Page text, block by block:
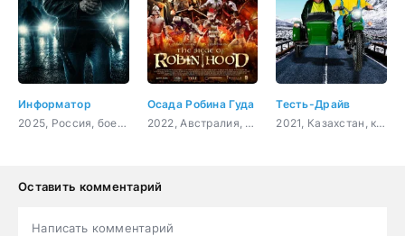
Информатор
2025, Россия, боевик
Осада Робина Гуда
2022, Австралия, боевик
Тесть-Драйв
2021, Казахстан, комедия
Оставить комментарий
Написать комментарий